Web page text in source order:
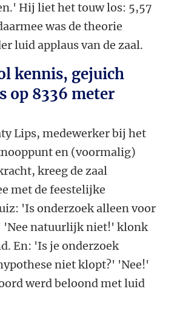
Hij liet het touw los: 5,57
was de theorie
luid applaus van de zaal.
kennis, gejuich
op 8336 meter
Lips, medewerker bij het
en (voormalig)
kreeg de zaal
met de feestelijke
'Is onderzoek alleen voor
'Nee natuurlijk niet!' klonk
En: 'Is je onderzoek
niet klopt?' 'Nee!'
werd beloond met luid